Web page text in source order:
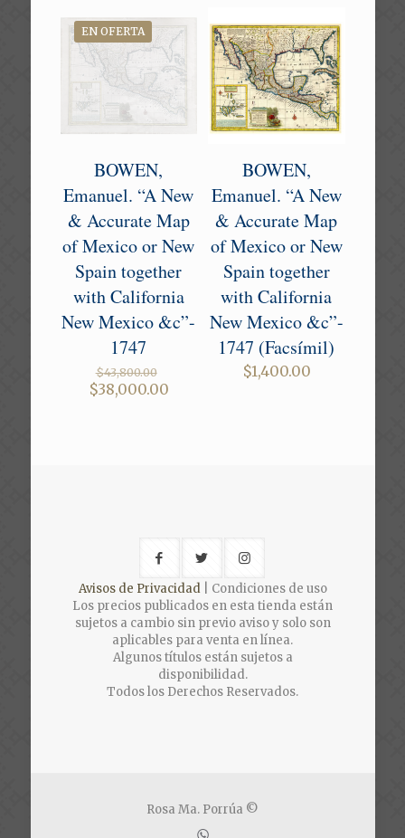
EN OFERTA
BOWEN,
Emanuel. “A New
& Accurate Map
of Mexico or New
Spain together
with California
New Mexico &c”-
1747
$43,800.00
price
$38,000.00Current
BOWEN,
Emanuel. “A New
& Accurate Map
of Mexico or New
Spain together
with California
New Mexico &c”-
1747 (Facsímil)
$1,400.00
Avisos de Privacidad| Condiciones de uso
Los precios publicados en esta tienda están
sujetos a cambio sin previo aviso y solo son
aplicables para venta en línea.
Algunos títulos están sujetos a
disponibilidad.
Todos los Derechos Reservados.
Rosa Ma. Porrúa ©